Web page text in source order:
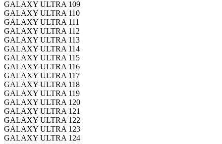
GALAXY ULTRA 109
GALAXY ULTRA 110
GALAXY ULTRA 111
GALAXY ULTRA 112
GALAXY ULTRA 113
GALAXY ULTRA 114
GALAXY ULTRA 115
GALAXY ULTRA 116
GALAXY ULTRA 117
GALAXY ULTRA 118
GALAXY ULTRA 119
GALAXY ULTRA 120
GALAXY ULTRA 121
GALAXY ULTRA 122
GALAXY ULTRA 123
GALAXY ULTRA 124